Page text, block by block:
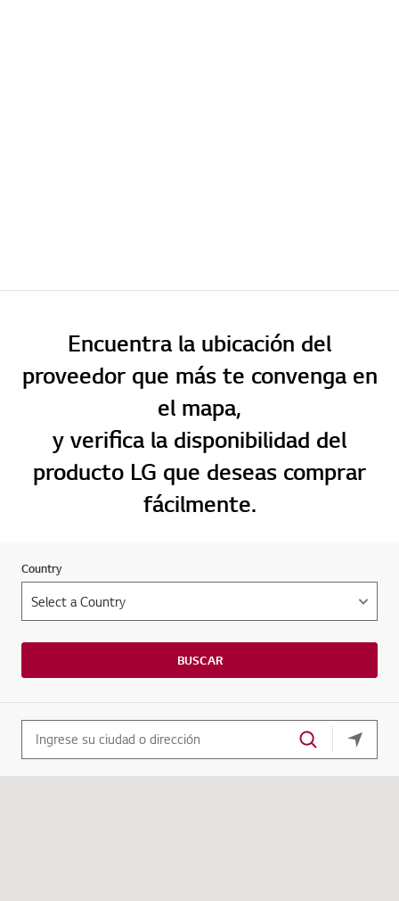
Encuentra la ubicación del
proveedor que más te convenga en
el mapa,
y verifica la disponibilidad del
producto LG que deseas comprar
fácilmente.
Country
BUSCAR
su